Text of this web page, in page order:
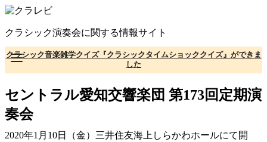
コ
テ
ン
ツ
へ
動
クラシック演奏会に関する情報サイト
クラシック音楽雑学クイズ『クラシックタイムショッククイズ』ができま
した
セントラル愛知交響楽団 第173回定期演
奏会
2020年1月10日（金）三井住友海上しらかわホールにて開